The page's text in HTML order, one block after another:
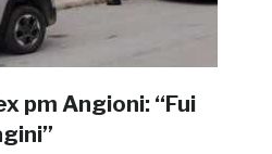
pm Angioni: “Fui